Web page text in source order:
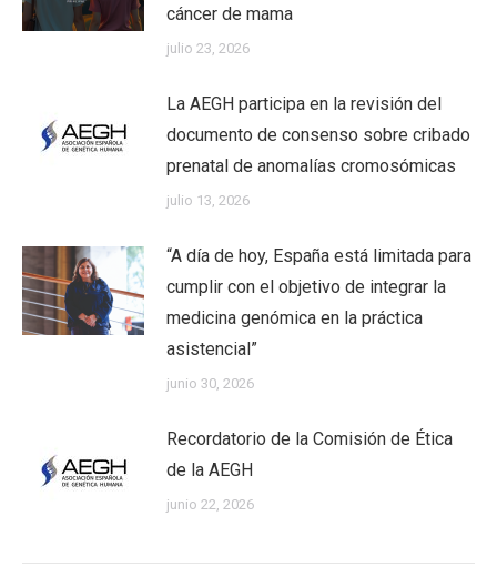
cáncer de mama
julio 23, 2026
La AEGH participa en la revisión del
documento de consenso sobre cribado
prenatal de anomalías cromosómicas
julio 13, 2026
“A día de hoy, España está limitada para
cumplir con el objetivo de integrar la
medicina genómica en la práctica
asistencial”
junio 30, 2026
Recordatorio de la Comisión de Ética
de la AEGH
junio 22, 2026